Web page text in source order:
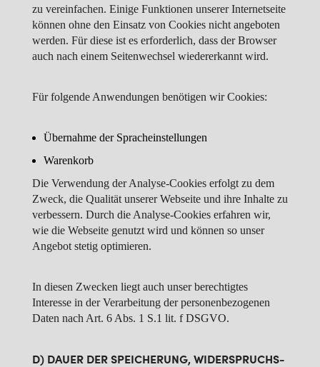
zu vereinfachen. Einige Funktionen unserer Internetseite
können ohne den Einsatz von Cookies nicht angeboten
werden. Für diese ist es erforderlich, dass der Browser
auch nach einem Seitenwechsel wiedererkannt wird.
Für folgende Anwendungen benötigen wir Cookies:
Übernahme der Spracheinstellungen
Warenkorb
Die Verwendung der Analyse-Cookies erfolgt zu dem
Zweck, die Qualität unserer Webseite und ihre Inhalte zu
verbessern. Durch die Analyse-Cookies erfahren wir,
wie die Webseite genutzt wird und können so unser
Angebot stetig optimieren.
In diesen Zwecken liegt auch unser berechtigtes
Interesse in der Verarbeitung der personenbezogenen
Daten nach Art. 6 Abs. 1 S.1 lit. f DSGVO.
D) DAUER DER SPEICHERUNG, WIDERSPRUCHS-